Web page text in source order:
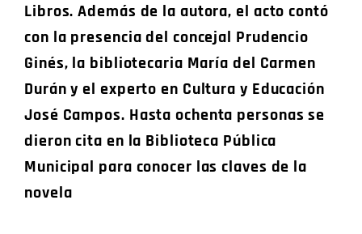
Libros. Además de la autora, el acto contó
con la presencia del concejal Prudencio
Ginés, la bibliotecaria María del Carmen
Durán y el experto en Cultura y Educación
José Campos. Hasta ochenta personas se
dieron cita en la Biblioteca Pública
Municipal para conocer las claves de la
novela